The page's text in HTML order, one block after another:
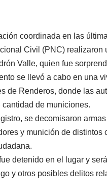
coordinada en las
Civil (PNC)
Valle, quien fue
se llevó a cabo en una
de Renderos, donde las
de municiones.
se decomisaron
y munición de
detenido en el lugar y
y otros posibles delitos